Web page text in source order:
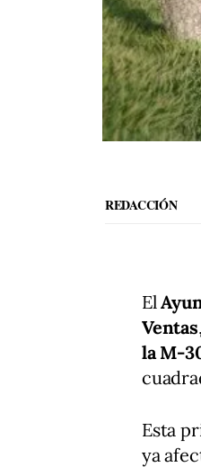
REDACCIÓN
El
Ventas
la M-
Esta
ya